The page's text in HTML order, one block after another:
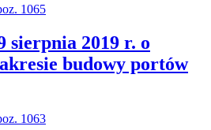
1065
sierpnia 2019 r. o
budowy portów
1063